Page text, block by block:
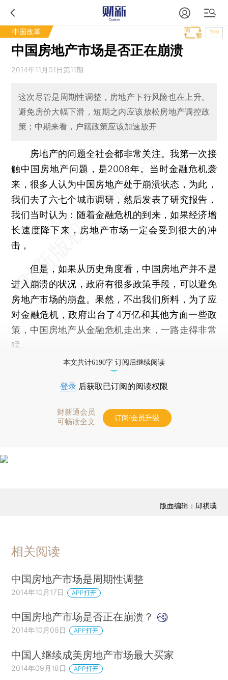
中国改革 T中
中国房地产市场是否正在崩溃
2014年11月01日第11期
这次尽管是周期性调整，房地产下行风险也在上升。
避免房价大幅下滑，短期之内应该放松房地产调控政
策；中期来看，户籍政策应该加速放开
房地产的问题全社会都非常关注。我第一次接
触中国房地产问题，是2008年。当时金融危机袭
来，很多人认为中国房地产处于崩溃状态，为此，
我们去了六七个城市调研，然后发表了研究报告，
我们当时认为：随着金融危机的到来，如果经济增
长速度降下来，房地产市场一定会受到很大的冲
击，
但是，如果从历史角度看，中国房地产并不是
进入崩溃的状况，政府有很多政策手段，可以避免
房地产市场的崩盘。果然，不出我们所料，为了应
对金融危机，政府出台了4万亿和其他方面一些政
策，中国房地产从金融危机走出来，一路走得非常
猛。
本文共计6190字 订阅后继续阅读
登录 后获取已订阅的阅读权限
财新通会员
可畅读全文
订阅/会员升级
版面编辑：邱祺璞
相关阅读
中国房地产市场是周期性调整
2014年10月17日 APP打开
中国房地产市场是否正在崩溃？
2014年10月08日 APP打开
中国人继续成美房地产市场最大买家
2014年09月18日 APP打开